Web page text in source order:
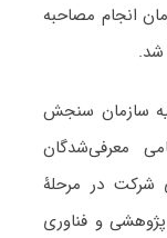
انجام مصاحبه
سازمان سنجش
معرفی‌شدگان
شرکت در مرحلۀ
و فناوری